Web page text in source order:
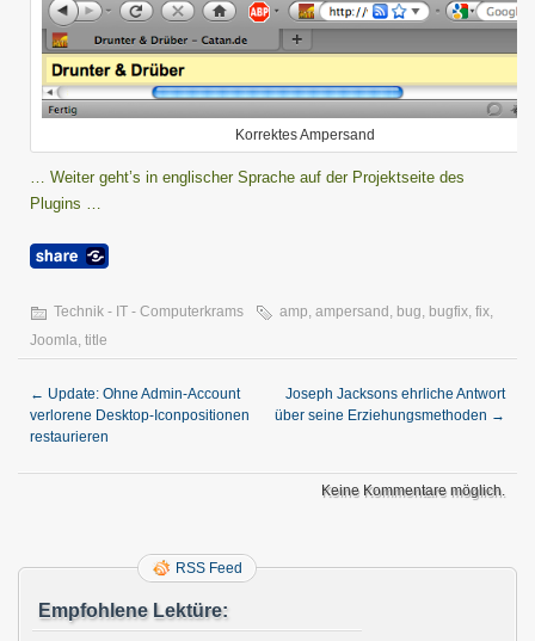
Korrektes Ampersand
… Weiter geht’s in englischer Sprache auf der Projektseite des
Plugins …
Technik - IT - Computerkrams amp, ampersand , bug, bugfix, fix,
Joomla, title
← Update: Ohne Admin-Account
verlorene Desktop-Iconpositionen
restaurieren
Joseph Jacksons ehrliche Antwort
über seine Erziehungsmethoden →
Keine Kommentare möglich.
RSS Feed
Empfohlene Lektüre: